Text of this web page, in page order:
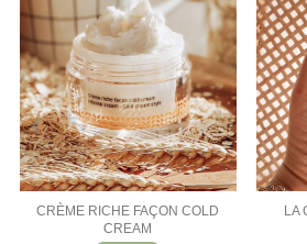
CRÈME RICHE FAÇON COLD
CREAM
LA